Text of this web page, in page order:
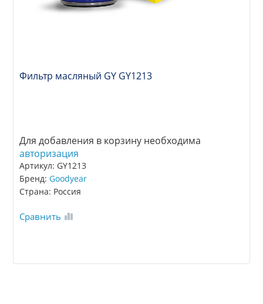
Фильтр масляный GY GY1213
Для добавления в корзину необходима
авторизация
Артикул: GY1213
Бренд:Goodyear
Страна: Россия
Сравнить